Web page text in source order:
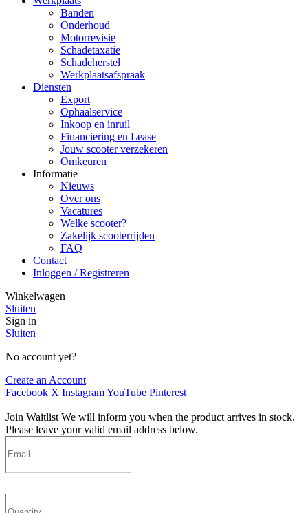
Banden
Onderhoud
Motorrevisie
Schadetaxatie
Schadeherstel
Werkplaatsafspraak
Diensten
Export
Ophaalservice
Inkoop en inruil
Financiering en Lease
Jouw scooter verzekeren
Omkeuren
Informatie
Nieuws
Over ons
Vacatures
Welke scooter?
Zakelijk scooterrijden
FAQ
Contact
Inloggen / Registreren
Winkelwagen
Sluiten
Sign in
Sluiten
No account yet?
Create an Account
Facebook X InstagramYouTube Pinterest
Join Waitlist We will inform you when the product arrives in stock.
Please leave your valid email address below.